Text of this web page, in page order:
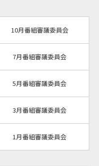
10月番組審議委員会
7月番組審議委員会
5月番組審議委員会
3月番組審議委員会
1月番組審議委員会